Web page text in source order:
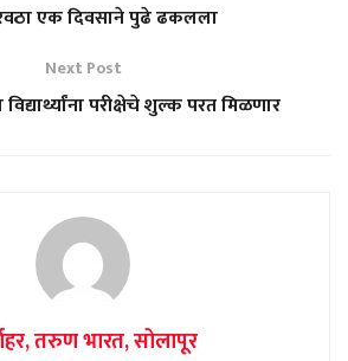
एक दिवसाने पुढे ढकलला
Next Post
विद्यार्थ्यांना परीक्षेचे शुल्क परत मिळणार
तरुण भारत, सोलापूर